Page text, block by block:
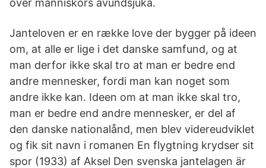
över människors avundsjuka.
Janteloven er en række love der bygger på ideen
om, at alle er lige i det danske samfund, og at
man derfor ikke skal tro at man er bedre end
andre mennesker, fordi man kan noget som
andre ikke kan. Ideen om at man ikke skal tro,
man er bedre end andre mennesker, er del af
den danske nationalånd, men blev videreudviklet
og fik sit navn i romanen En flygtning krydser sit
spor (1933) af Aksel Den svenska jantelagen är